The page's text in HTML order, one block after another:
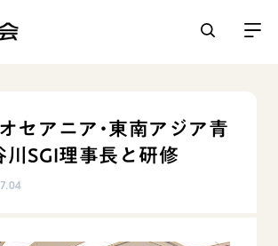
オセアニア・東南アジア青
川SGI理事長と研修